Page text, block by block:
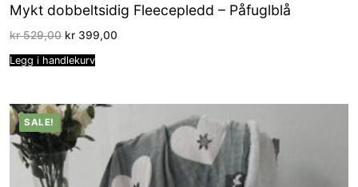
Mykt dobbeltsidig Fleecepledd – Påfuglblå
kr529,00 Opprinnelig
var:
kr 529,00.
kr 399,00
Legg i handlekurv
SALE!